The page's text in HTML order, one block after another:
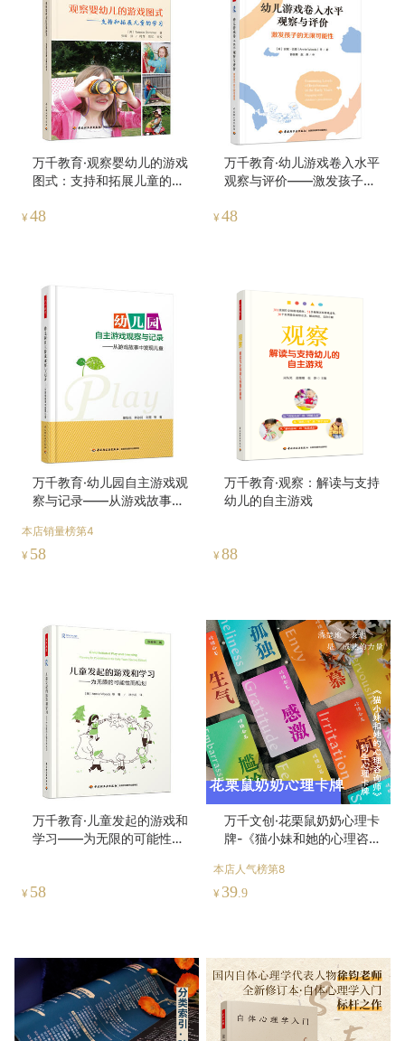
万千教育·观察婴幼儿的游戏
图式：支持和拓展儿童的学
¥ 48
万千教育·幼儿游戏卷入水平
观察与评价——激发孩子的
¥ 48
万千教育·幼儿园自主游戏观
察与记录——从游戏故事中
本店销量榜第4
¥ 58
万千教育·观察：解读与支持
幼儿的自主游戏
¥ 88
万千教育·儿童发起的游戏和
学习——为无限的可能性而
¥ 58
万千文创·花栗鼠奶奶心理卡
牌-《猫小妹和她的心理咨询
人探索、家庭互动、团体咨
询
本店人气榜第8
¥ 39 .9